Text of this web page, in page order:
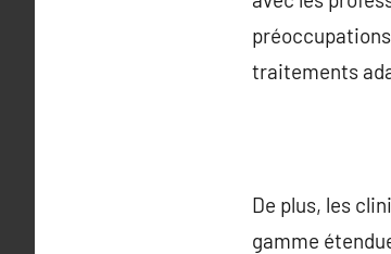
traitements
De plus, les
gamme